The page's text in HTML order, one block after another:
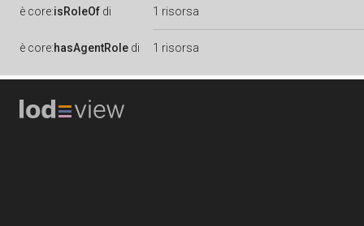
è core:isRoleOf di 1 risorsa
è core:hasAgentRole di 1 risorsa